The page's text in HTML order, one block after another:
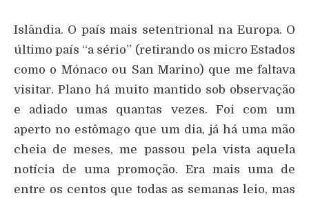
Islândia. O país mais setentrional na Europa. O
último país “a sério” (retirando os micro Estados
como o Mónaco ou San Marino) que me faltava
visitar. Plano há muito mantido sob observação
e adiado umas quantas vezes. Foi com um
aperto no estômago que um dia, já há uma mão
cheia de meses, me passou pela vista aquela
notícia de uma promoção. Era mais uma de
entre os centos que todas as semanas leio, mas